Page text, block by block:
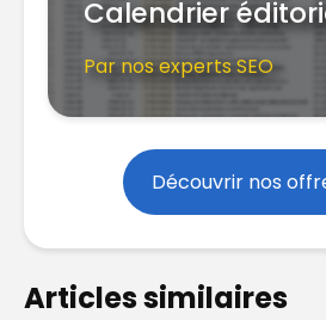
Calendrier
Par nos experts SEO
Découvrir nos
Articles similaires